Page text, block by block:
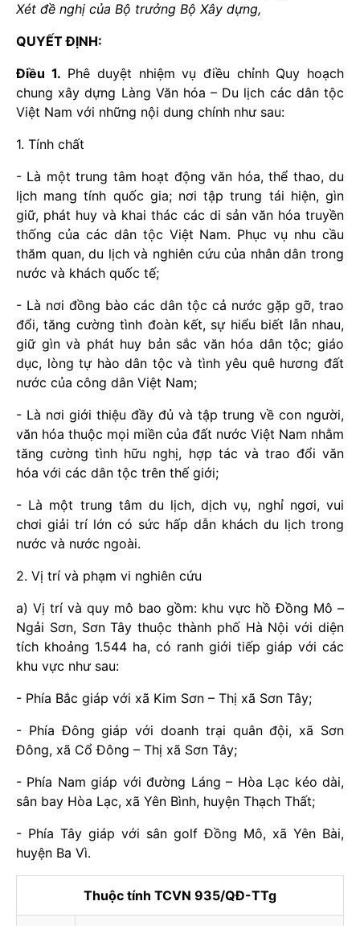
Xét đề nghị của Bộ trưởng Bộ Xây dựng,
QUYẾT ĐỊNH:
Điều 1. Phê duyệt nhiệm vụ điều chỉnh Quy hoạch
chung xây dựng Làng Văn hóa – Du lịch các dân tộc
Việt Nam với những nội dung chính như sau:
1. Tính chất
- Là một trung tâm hoạt động văn hóa, thể thao, du
lịch mang tính quốc gia; nơi tập trung tái hiện, gìn
giữ, phát huy và khai thác các di sản văn hóa truyền
thống của các dân tộc Việt Nam. Phục vụ nhu cầu
thăm quan, du lịch và nghiên cứu của nhân dân trong
nước và khách quốc tế;
- Là nơi đồng bào các dân tộc cả nước gặp gỡ, trao
đổi, tăng cường tình đoàn kết, sự hiểu biết lẫn nhau,
giữ gìn và phát huy bản sắc văn hóa dân tộc; giáo
dục, lòng tự hào dân tộc và tình yêu quê hương đất
nước của công dân Việt Nam;
- Là nơi giới thiệu đầy đủ và tập trung về con người,
văn hóa thuộc mọi miền của đất nước Việt Nam nhằm
tăng cường tình hữu nghị, hợp tác và trao đổi văn
hóa với các dân tộc trên thế giới;
- Là một trung tâm du lịch, dịch vụ, nghỉ ngơi, vui
chơi giải trí lớn có sức hấp dẫn khách du lịch trong
nước và nước ngoài.
2. Vị trí và phạm vi nghiên cứu
a) Vị trí và quy mô bao gồm: khu vực hồ Đồng Mô –
Ngải Sơn, Sơn Tây thuộc thành phố Hà Nội với diện
tích khoảng 1.544 ha, có ranh giới tiếp giáp với các
khu vực như sau:
- Phía Bắc giáp với xã Kim Sơn – Thị xã Sơn Tây;
- Phía Đông giáp với doanh trại quân đội, xã Sơn
Đông, xã Cổ Đông – Thị xã Sơn Tây;
- Phía Nam giáp với đường Láng – Hòa Lạc kéo dài,
sân bay Hòa Lạc, xã Yên Bình, huyện Thạch Thất;
- Phía Tây giáp với sân golf Đồng Mô, xã Yên Bài,
huyện Ba Vì.
Thuộc tính TCVN 935/QĐ-TTg